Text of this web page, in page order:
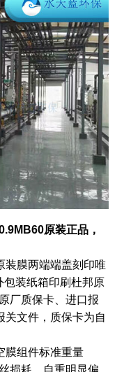
原装正品，
膜两端端盖刻印唯
包装纸箱印刷杜邦原
厂质保卡、进口报
关文件，质保卡为自
组件标准重量
损耗，自重明显偏